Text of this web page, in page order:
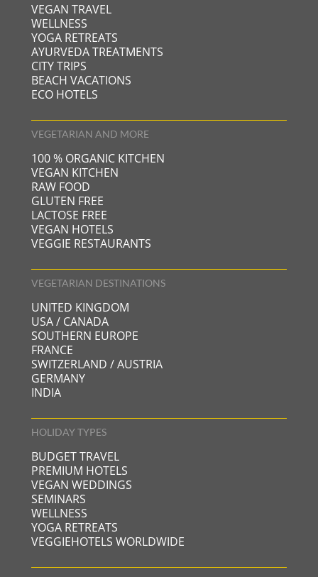
VEGAN TRAVEL
WELLNESS
YOGA RETREATS
AYURVEDA TREATMENTS
CITY TRIPS
BEACH VACATIONS
ECO HOTELS
VEGETARIAN AND MORE
100 % ORGANIC KITCHEN
VEGAN KITCHEN
RAW FOOD
GLUTEN FREE
LACTOSE FREE
VEGAN HOTELS
VEGGIE RESTAURANTS
VEGETARIAN DESTINATIONS
UNITED KINGDOM
USA / CANADA
SOUTHERN EUROPE
FRANCE
SWITZERLAND / AUSTRIA
GERMANY
INDIA
HOLIDAY TYPES
BUDGET TRAVEL
PREMIUM HOTELS
VEGAN WEDDINGS
SEMINARS
WELLNESS
YOGA RETREATS
VEGGIEHOTELS WORLDWIDE